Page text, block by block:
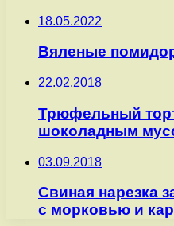
18.05.2022
Вяленые
22.02.2018
Трюфельный
шоколадным
03.09.2018
Cвиная нарезка
с морковью и